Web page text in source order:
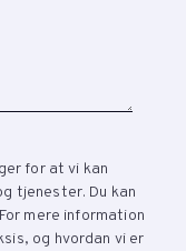
for at vi kan
tjenester. Du kan
mere information
og hvordan vi er